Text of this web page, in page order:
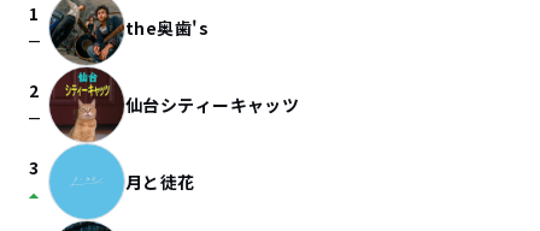
1
check_indeterminate_small the奥歯's
2
check_indeterminate_small 仙台シティーキャッツ
3
arrow_drop_up 月と徒花